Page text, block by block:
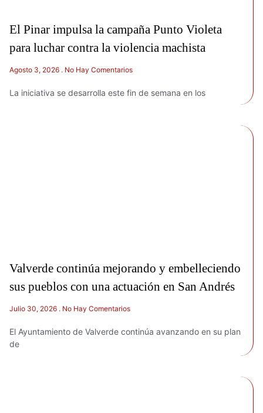
El Pinar impulsa la campaña Punto Violeta
para luchar contra la violencia machista
Agosto 3, 2026 No Hay Comentarios
La iniciativa se desarrolla este fin de semana en los
Valverde continúa mejorando y embelleciendo
sus pueblos con una actuación en San Andrés
Julio 30, 2026 No Hay Comentarios
El Ayuntamiento de Valverde continúa avanzando en su plan
de